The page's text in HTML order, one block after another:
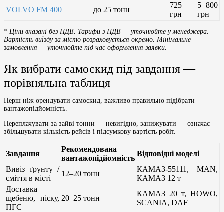
VOLVO FM 400
до 25 тонн
725
грн
5 800
грн
* Ціни вказані без ПДВ. Тарифи з ПДВ — уточнюйте у менеджера.
Вартість виїзду за місто розраховується окремо. Мінімальне
замовлення — уточнюйте під час оформлення заявки.
Як вибрати самоскид під завдання —
порівняльна таблиця
Перш ніж орендувати самоскид, важливо правильно підібрати
вантажопідйомність.
Переплачувати за зайві тонни — невигідно, занижувати — означає
збільшувати кількість рейсів і підсумкову вартість робіт.
Завдання
Рекомендована
вантажопідйомність
Відповідні моделі
Вивіз ґрунту /
сміття в місті
12–20 тонн
КАМАЗ-55111, MAN,
КАМАЗ 12 т
Доставка
щебеню, піску,
ПГС
20–25 тонн
КАМАЗ 20 т, HOWO,
SCANIA, DAF